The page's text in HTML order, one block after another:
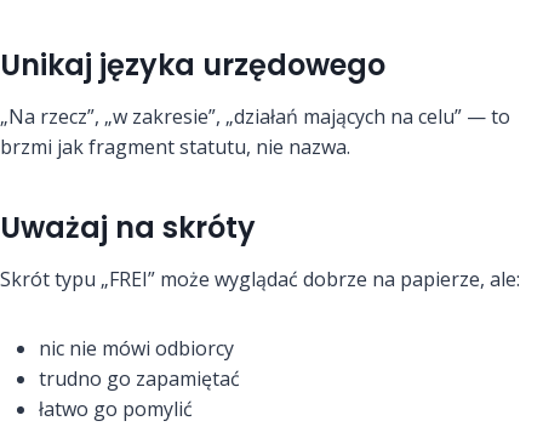
Unikaj języka urzędowego
„Na rzecz”, „w zakresie”, „działań mających na celu” — to
brzmi jak fragment statutu, nie nazwa.
Uważaj na skróty
Skrót typu „FREI” może wyglądać dobrze na papierze, ale:
nic nie mówi odbiorcy
trudno go zapamiętać
łatwo go pomylić